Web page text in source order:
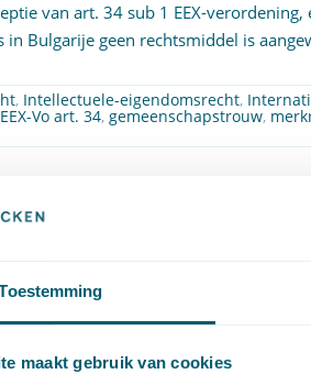
maakt gebruik van cookies
vanart. 34 sub 1 EEX-verordening,
in Bulgarije geen rechtsmiddel is
, Intellectuele-eigendomsrecht,
EEX-Vo art. 34,gemeenschapstrouw,
afspraken tijdens mediation